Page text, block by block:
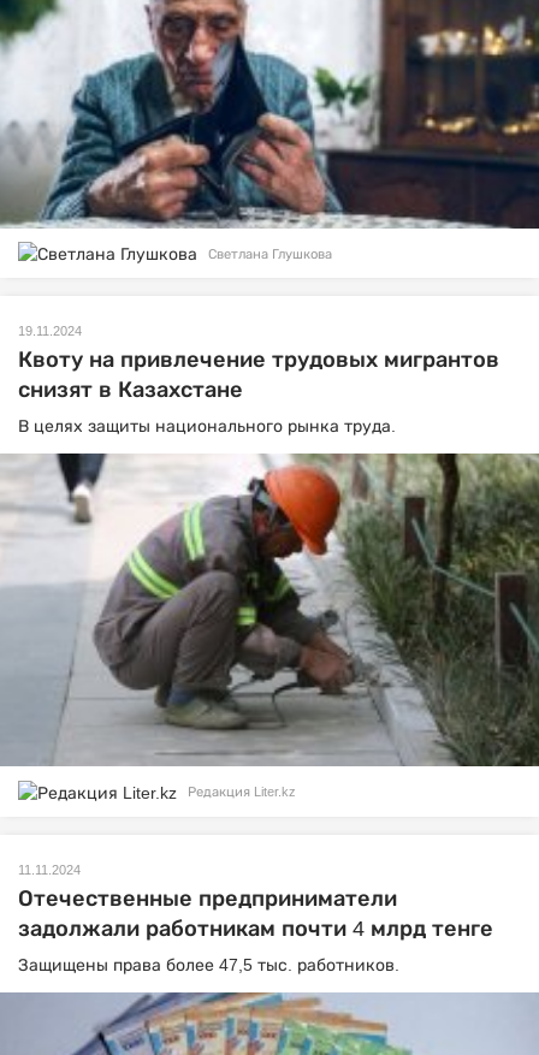
Светлана Глушкова
19.11.2024
Квоту на привлечение трудовых мигрантов
снизят в Казахстане
В целях защиты национального рынка труда.
Редакция Liter.kz
11.11.2024
Отечественные предприниматели
задолжали работникам почти 4 млрд тенге
Защищены права более 47,5 тыс. работников.